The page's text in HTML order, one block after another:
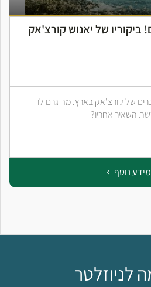
ביקוריו של יאנוש קורצ'אק
של קורצ'אק בארץ. מה גרם לו
השאיר אחריו?
נוסף
לניוזלטר